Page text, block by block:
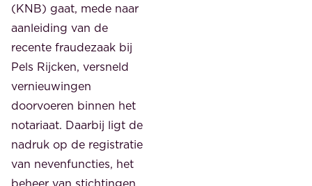
(KNB) gaat, mede naar
aanleiding van de
recente fraudezaak bij
Pels Rijcken, versneld
vernieuwingen
doorvoeren binnen het
notariaat. Daarbij ligt de
nadruk op de registratie
van nevenfuncties, het